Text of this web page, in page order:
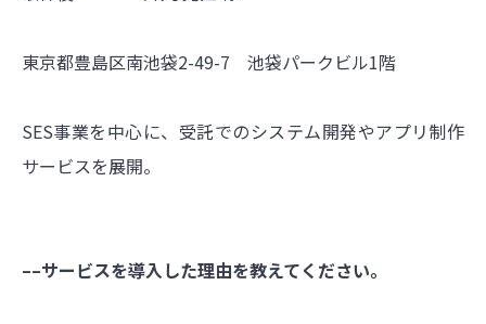
東京都豊島区南池袋2-49-7 池袋パークビル1階
SES事業を中心に、受託でのシステム開発やアプリ制作
サービスを展開。
––サービスを導入した理由を教えてください。